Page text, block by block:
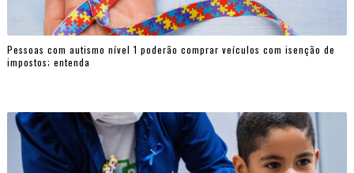
Pessoas com autismo nível 1 poderão comprar veículos com isenção de
impostos; entenda